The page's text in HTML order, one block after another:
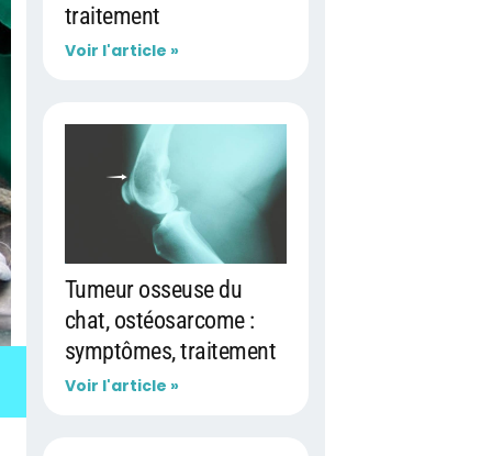
traitement
Voir l'article »
Tumeur osseuse du
chat, ostéosarcome :
symptômes, traitement
Voir l'article »